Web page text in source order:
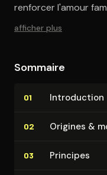
renforcer l'amour
afficher plus
Sommaire
01 In­tro­duc­tion
02 Origines &
03 Principes